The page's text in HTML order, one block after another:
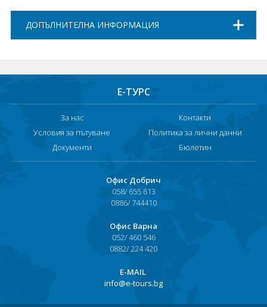
ДОПЪЛНИТЕЛНА ИНФОРМАЦИЯ
Е-ТУРС
За нас
Контакти
Условия за пътуване
Политика за лични данни
Документи
Бюлетин
Офис Добрич
058/ 655 613
0886/ 744410
Офис Варна
052/ 460 546
0882/ 224 420
Е-MAIL
info@e-tours.bg